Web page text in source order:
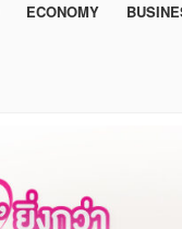
ECONOMY